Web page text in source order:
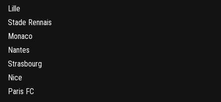
Lille
Stade Rennais
Monaco
Nantes
Strasbourg
Nice
Paris FC